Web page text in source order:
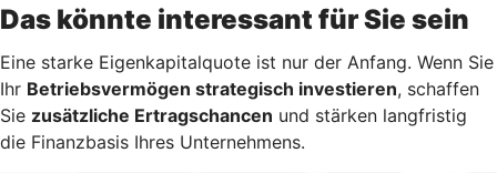
Das könnte interessant für Sie sein
Eine starke Eigenkapitalquote ist nur der Anfang. Wenn Sie
Ihr Betriebsvermögen strategisch investieren, schaffen
Sie zusätzliche Ertragschancen und stärken langfristig
die Finanzbasis Ihres Unternehmens.